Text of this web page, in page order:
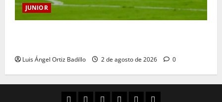
JUNIOR
Luis Ángel Ortiz Badillo 2 de agosto de 2026 0